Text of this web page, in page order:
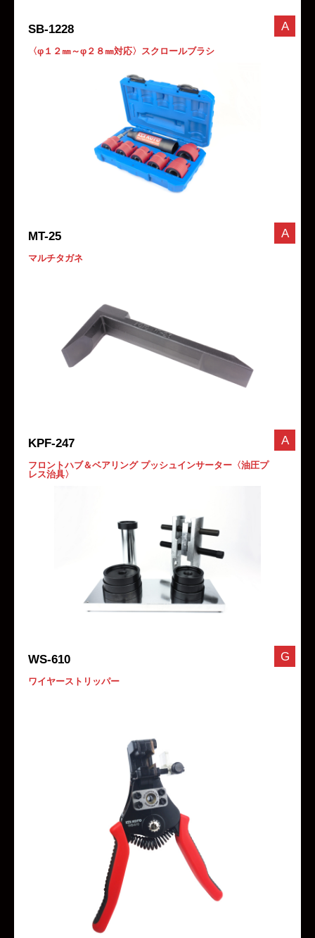
SB-1228
〈φ１２㎜～φ２８㎜対応〉スクロールブラシ
A
MT-25
マルチタガネ
A
KPF-247
フロントハブ＆ベアリング プッシュインサーター〈油圧プ
レス治具〉
A
WS-610
ワイヤーストリッパー
G